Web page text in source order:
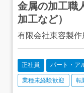
す。＜慣れて
の加工にもぜ
務の幅を広げ
技術を身につ
って面白く、
な刺激がある
はじめとした
適性に応じて
金属の加工職
加工など）
有限会社東容製作
正社員 パート・ア
業種未経験歓迎 転